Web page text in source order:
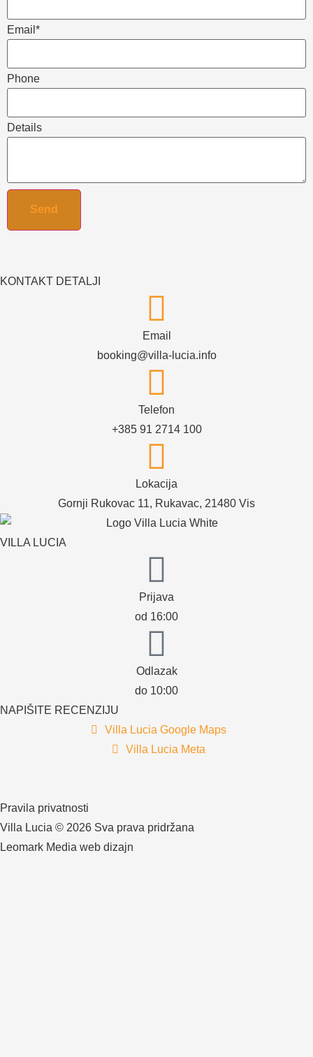
Email*
Phone
Details
KONTAKT DETALJI
Email
booking@villa-lucia.info
Telefon
+385 91 2714 100
Lokacija
Gornji Rukovac 11, Rukavac, 21480 Vis
VILLA LUCIA
Prijava
od 16:00
Odlazak
do 10:00
NAPIŠITE RECENZIJU
Villa Lucia Google Maps
Villa Lucia Meta
Pravila privatnosti
Villa Lucia © 2026 Sva prava pridržana
Leomark Media web dizajn